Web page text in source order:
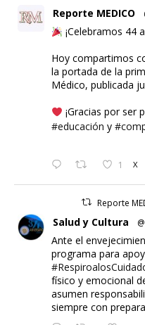
Reporte MEDICO
¡Celebramos 44
Hoy compartimos
la portada de la
Médico, publicada
¡Gracias por ser
#educación y
1 X
Reporte
Salud y Cultura
Ante el
programa para
físico y emocional
asumen
siempre con